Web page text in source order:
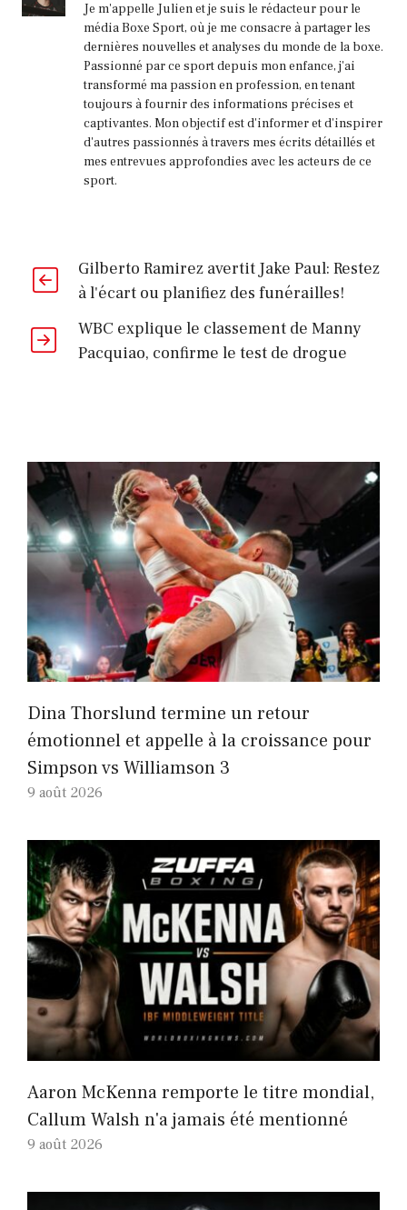
Je m'appelle Julien et je suis le rédacteur pour le
média Boxe Sport, où je me consacre à partager les
dernières nouvelles et analyses du monde de la boxe.
Passionné par ce sport depuis mon enfance, j'ai
transformé ma passion en profession, en tenant
toujours à fournir des informations précises et
captivantes. Mon objectif est d'informer et d'inspirer
d'autres passionnés à travers mes écrits détaillés et
mes entrevues approfondies avec les acteurs de ce
sport.
Gilberto Ramirez avertit Jake Paul: Restez
à l'écart ou planifiez des funérailles!
WBC explique le classement de Manny
Pacquiao, confirme le test de drogue
Dina Thorslund termine un retour
émotionnel et appelle à la croissance pour
Simpson vs Williamson 3
9 août 2026
Aaron McKenna remporte le titre mondial,
Callum Walsh n'a jamais été mentionné
9 août 2026